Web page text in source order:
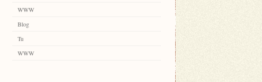
WWW
Blog
Tu
WWW